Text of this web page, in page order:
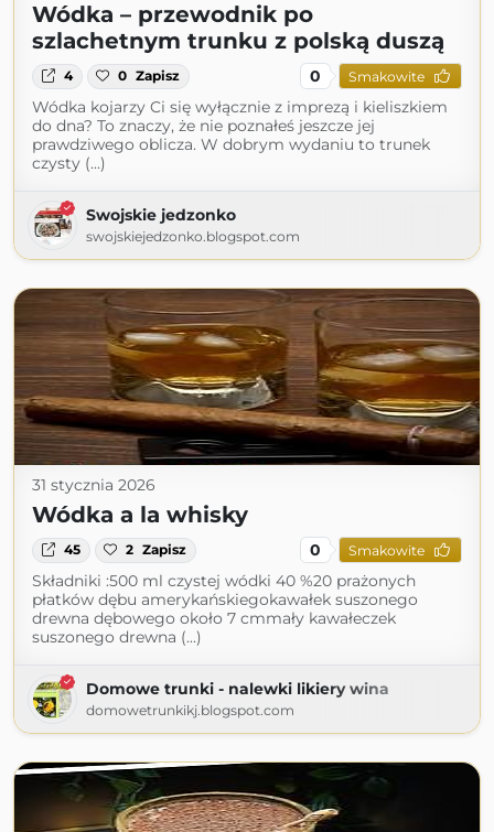
Wódka – przewodnik po
szlachetnym trunku z polską duszą
4 0 Zapisz 0 Smakowite
Wódka kojarzy Ci się wyłącznie z imprezą i kieliszkiem
do dna? To znaczy, że nie poznałeś jeszcze jej
prawdziwego oblicza. W dobrym wydaniu to trunek
czysty (...)
Swojskie jedzonko
swojskiejedzonko.blogspot.com
31 stycznia 2026
Wódka a la whisky
45 2 Zapisz 0 Smakowite
Składniki :500 ml czystej wódki 40 %20 prażonych
płatków dębu amerykańskiegokawałek suszonego
drewna dębowego około 7 cmmały kawałeczek
suszonego drewna (...)
Domowe trunki - nalewki likiery wina
domowetrunkikj.blogspot.com